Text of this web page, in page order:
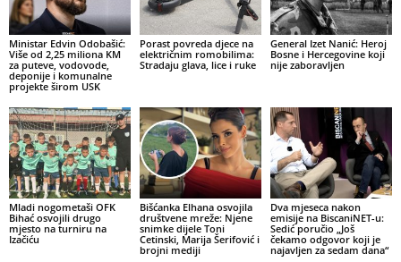
Ministar Edvin Odobašić:
Više od 2,25 miliona KM
za puteve, vodovode,
deponije i komunalne
projekte širom USK
Porast povreda djece na
električnim romobilima:
Stradaju glava, lice i ruke
General Izet Nanić: Heroj
Bosne i Hercegovine koji
nije zaboravljen
Mladi nogometaši OFK
Bihać osvojili drugo
mjesto na turniru na
Izačiću
Bišćanka Elhana osvojila
društvene mreže: Njene
snimke dijele Toni
Cetinski, Marija Šerifović i
brojni mediji
Dva mjeseca nakon
emisije na BiscaniNET-u:
Sedić poručio „Još
čekamo odgovor koji je
najavljen za sedam dana“